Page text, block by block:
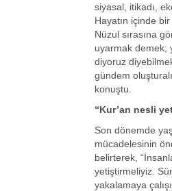
siyasal, itikadı,
Hayatın içinde
Nüzul sırasına
uyarmak demek;
diyoruz
gündem
konuştu.
“Kur’an nesli
Son dönemde
mücadelesinin
belirterek,
yetiştirmeliyiz.
yakalamaya